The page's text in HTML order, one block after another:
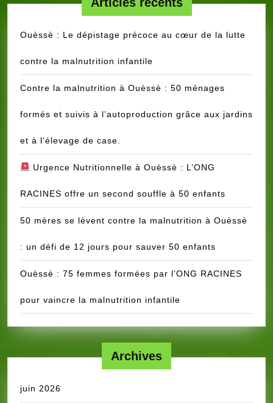
Ouèssè : Le dépistage précoce au cœur de la lutte
contre la malnutrition infantile
Contre la malnutrition à Ouèssè : 50 ménages
formés et suivis à l’autoproduction grâce aux jardins
et à l’élevage de case.
Urgence Nutritionnelle à Ouèssè : L’ONG
RACINES offre un second souffle à 50 enfants
50 mères se lèvent contre la malnutrition à Ouèssè
: un défi de 12 jours pour sauver 50 enfants
Ouèssè : 75 femmes formées par l’ONG RACINES
pour vaincre la malnutrition infantile
Archives
juin 2026